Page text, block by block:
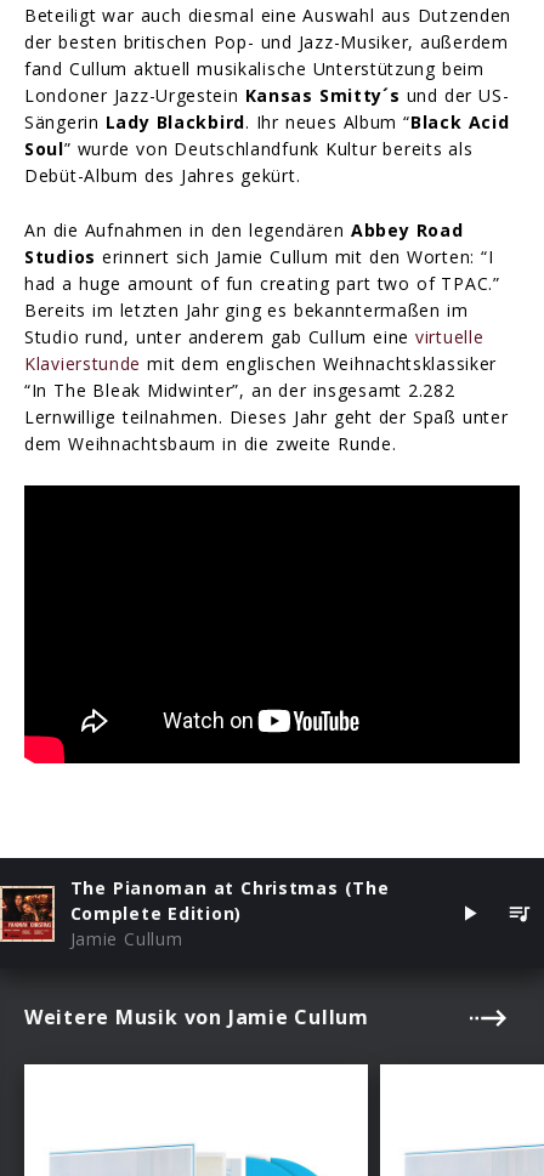
Beteiligt war auch diesmal eine Auswahl aus Dutzenden
der besten britischen Pop- und Jazz-Musiker, außerdem
fand Cullum aktuell musikalische Unterstützung beim
Londoner Jazz-Urgestein Kansas Smitty´s und der US-
Sängerin Lady Blackbird. Ihr neues Album “Black Acid
Soul” wurde von Deutschlandfunk Kultur bereits als
Debüt-Album des Jahres gekürt.
An die Aufnahmen in den legendärenAbbey Road
Studios erinnert sich Jamie Cullum mit den Worten: “I
had a huge amount of fun creating part two of TPAC.”
Bereits im letzten Jahr ging es bekanntermaßen im
Studio rund, unter anderem gab Cullum einevirtuelle
Klavierstunde mit dem englischen Weihnachtsklassiker
“In The Bleak Midwinter”, an der insgesamt 2.282
Lernwillige teilnahmen. Dieses Jahr geht der Spaß unter
dem Weihnachtsbaum in die zweite Runde.
The Pianoman at Christmas (The
Complete Edition)
Jamie Cullum
Weitere Musik von Jamie Cullum